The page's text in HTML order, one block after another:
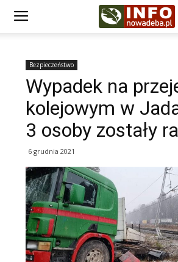
Bezpieczeństwo
Wypadek na
kolejowym w
3 osoby zostały
6 grudnia 2021